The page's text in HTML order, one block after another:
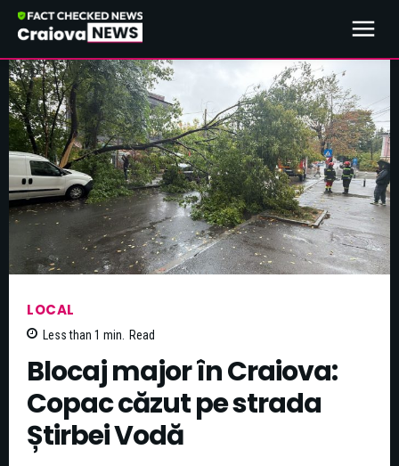
LOCAL
Less than 1 min. Read
Blocaj major în Craiova:
Copac căzut pe strada
Știrbei Vodă